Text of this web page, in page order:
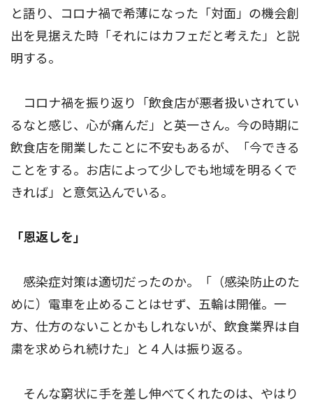
と語り、コロナ禍で希薄になった「対面」の機会創
出を見据えた時「それにはカフェだと考えた」と説
明する。
コロナ禍を振り返り「飲食店が悪者扱いされてい
るなと感じ、心が痛んだ」と英一さん。今の時期に
飲食店を開業したことに不安もあるが、「今できる
ことをする。お店によって少しでも地域を明るくで
きれば」と意気込んでいる。
「恩返しを」
感染症対策は適切だったのか。「（感染防止のた
めに）電車を止めることはせず、五輪は開催。一
方、仕方のないことかもしれないが、飲食業界は自
粛を求められ続けた」と４人は振り返る。
そんな窮状に手を差し伸べてくれたのは、やはり